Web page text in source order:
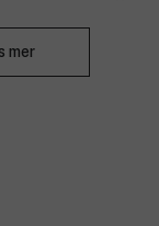
mer